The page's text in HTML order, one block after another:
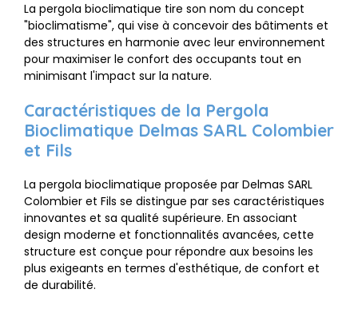
La pergola bioclimatique tire son nom du concept
"bioclimatisme", qui vise à concevoir des bâtiments et
des structures en harmonie avec leur environnement
pour maximiser le confort des occupants tout en
minimisant l'impact sur la nature.
Caractéristiques de la Pergola
Bioclimatique Delmas SARL Colombier
et Fils
La pergola bioclimatique proposée par Delmas SARL
Colombier et Fils se distingue par ses caractéristiques
innovantes et sa qualité supérieure. En associant
design moderne et fonctionnalités avancées, cette
structure est conçue pour répondre aux besoins les
plus exigeants en termes d'esthétique, de confort et
de durabilité.